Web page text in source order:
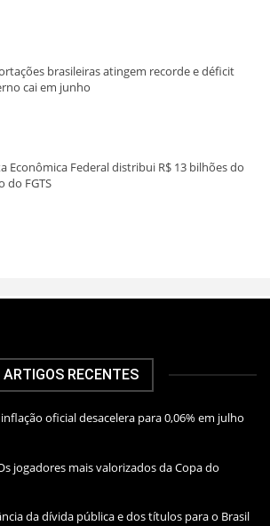
brasileiras atingem recorde e déficit
cai em junho
Econômica Federal distribui R$ 13 bilhões do
do FGTS
ARTIGOS RECENTES
inflação oficial desacelera para 0,06% em julho
jogadores mais valorizados da Copa do
da dívida pública e dos títulos para o Brasil